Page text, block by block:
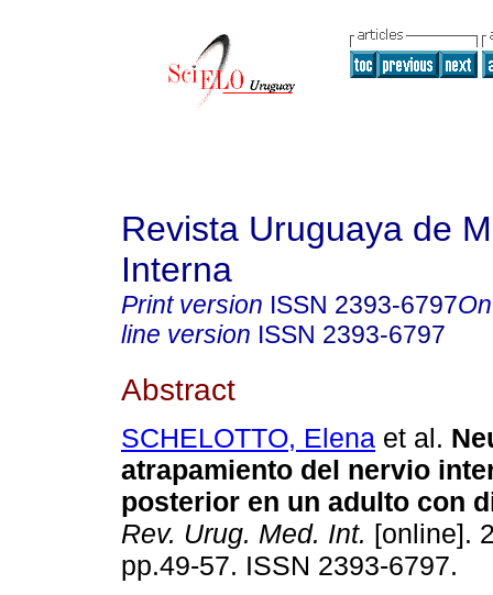
Revista Uruguaya de
Interna
Print version ISSN 2393-6797
line version ISSN 2393-6797
Abstract
SCHELOTTO, Elena et al.
atrapamiento del nervio
posterior en un adulto con
Rev. Urug. Med. Int. [online].
pp.49-57. ISSN 2393-6797.